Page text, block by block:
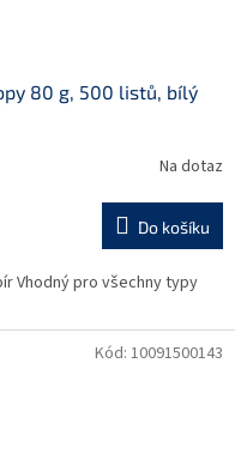
80 g, 500 listů, bílý
Na dotaz
Do košíku
Vhodný pro všechny typy
Kód: 10091500143